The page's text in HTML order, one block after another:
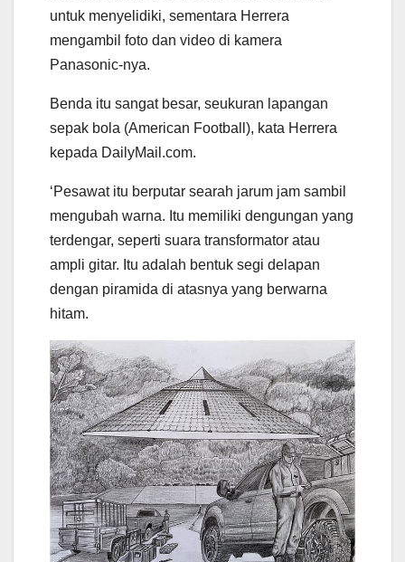
untuk menyelidiki, sementara Herrera
mengambil foto dan video di kamera
Panasonic-nya.
Benda itu sangat besar, seukuran lapangan
sepak bola (American Football), kata Herrera
kepada DailyMail.com.
‘Pesawat itu berputar searah jarum jam sambil
mengubah warna. Itu memiliki dengungan yang
terdengar, seperti suara transformator atau
ampli gitar. Itu adalah bentuk segi delapan
dengan piramida di atasnya yang berwarna
hitam.